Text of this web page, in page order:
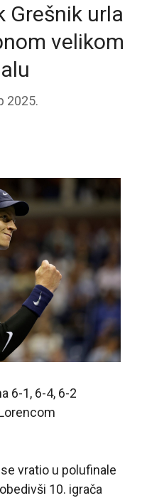
Grešnik urla
velikom
2025.
6-1, 6-4, 6-2
vratio u polufinale
10. igrača